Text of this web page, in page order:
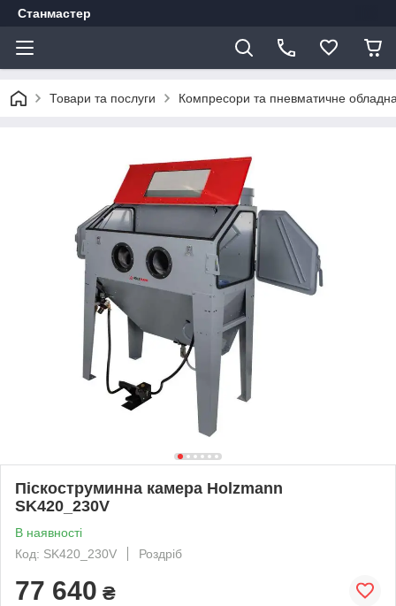
Станмастер
Товари та послуги Компресори та пневматичне
Піскоструминна камера Holzmann
SK420_230V
В наявності
Код: SK420_230V
Роздріб
77 640 ₴